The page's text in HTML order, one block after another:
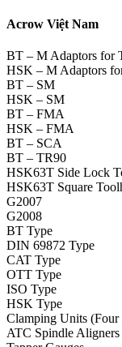
Acrow Việt Nam
BT – M Adaptors for
HSK – M Adaptors
BT – SM
HSK – SM
BT – FMA
HSK – FMA
BT – SCA
BT – TR90
HSK63T Side Lock
HSK63T Square
G2007
G2008
BT Type
DIN 69872 Type
CAT Type
OTT Type
ISO Type
HSK Type
Clamping Units (Four
ATC Spindle Aligners